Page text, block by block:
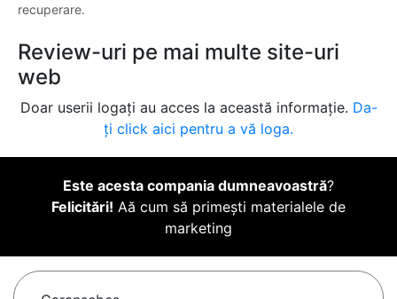
recuperare.
Review-uri pe mai multe site-uri
web
Doar userii logați au acces la această informație. Da-
ți click aici pentru a vă loga.
Este acesta compania dumneavoastră?
Felicitări! Aă cum să primești materialele de
marketing